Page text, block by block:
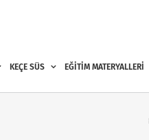
KEÇE SÜS EĞİTİM MATERYALLERİ